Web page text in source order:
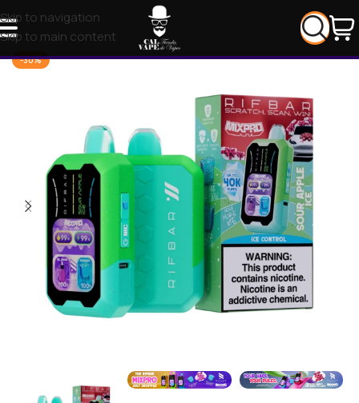
Skip to navigation
Skip to main content
-30%